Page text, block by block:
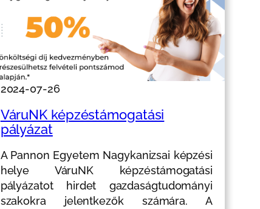
2024-07-26
VáruNK képzéstámogatási
pályázat
A Pannon Egyetem Nagykanizsai képzési
helye VáruNK képzéstámogatási
pályázatot hirdet gazdaságtudományi
szakokra jelentkezők számára. A